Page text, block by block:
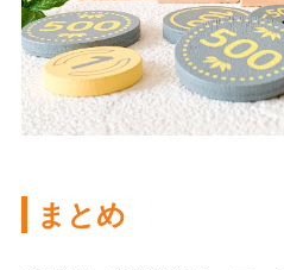
まとめ